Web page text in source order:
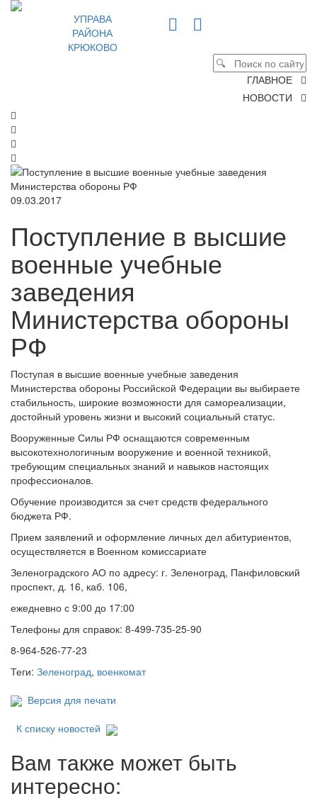
УПРАВА
РАЙОНА
КРЮКОВО
ГЛАВНОЕ
НОВОСТИ
09.03.2017
Поступление в высшие
военные учебные
заведения
Министерства обороны
РФ
Поступая в высшие военные учебные заведения
Министерства обороны Российской Федерации вы выбираете
стабильность, широкие возможности для самореализации,
достойный уровень жизни и высокий социальный статус.
Вооруженные Силы РФ оснащаются современным
высокотехнологичным вооружение и военной техникой,
требующим специальных знаний и навыков настоящих
профессионалов.
Обучение производится за счет средств федерального
бюджета РФ.
Прием заявлений и оформление личных дел абитуриентов,
осуществляется в Военном комиссариате
Зеленоградского АО по адресу: г. Зеленоград, Панфиловский
проспект, д. 16, каб. 106,
ежедневно с 9:00 до 17:00
Телефоны для справок: 8-499-735-25-90
8-964-526-77-23
Теги: Зеленоград, военкомат
Версия для печати
К списку новостей
Вам также может быть
интересно: